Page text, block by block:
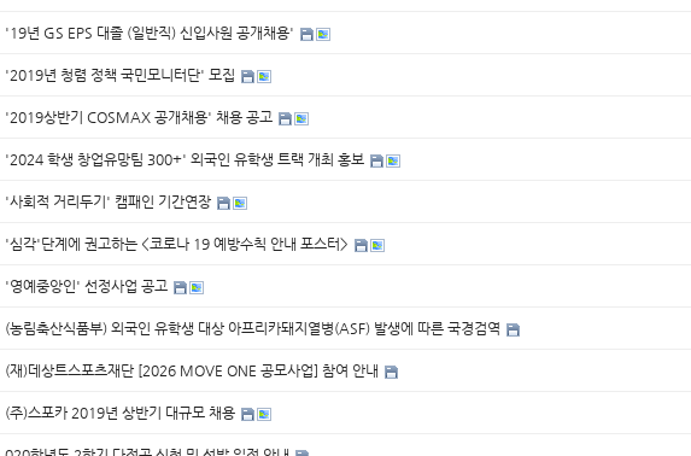
'19년 GS EPS 대졸 (일반직) 신입사원 공개채용'
'2019년 청렴 정책 국민모니터단' 모집
'2019상반기 COSMAX 공개채용' 채용 공고
'2024 학생 창업유망팀 300+' 외국인 유학생 트랙 개최 홍보
'사회적 거리두기' 캠패인 기간연장
'심각'단계에 권고하는 <코로나 19 예방수칙 안내 포스터>
'영예중앙인' 선정사업 공고
(농림축산식품부) 외국인 유학생 대상 아프리카돼지열병(ASF) 발생에 따른 국경검역
(재)데상트스포츠재단 [2026 MOVE ONE 공모사업] 참여 안내
(주)스포카 2019년 상반기 대규모 채용